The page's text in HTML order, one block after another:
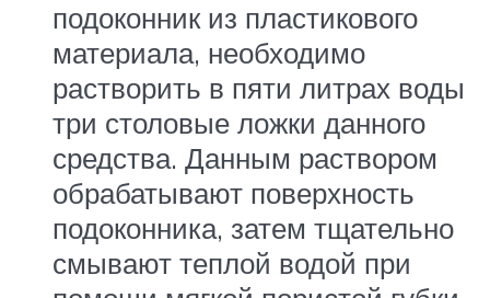
подоконник из пластикового
материала, необходимо
растворить в пяти литрах воды
три столовые ложки данного
средства. Данным раствором
обрабатывают поверхность
подоконника, затем тщательно
смывают теплой водой при